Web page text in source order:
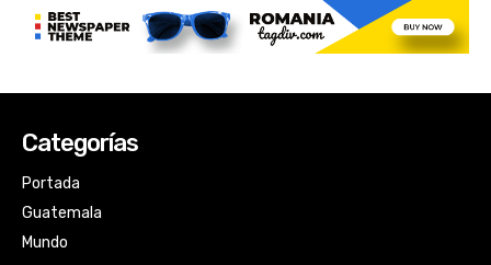
Categorías
Portada
Guatemala
Mundo